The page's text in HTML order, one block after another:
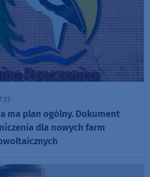
ma plan ogólny. Dokument
dla nowych farm